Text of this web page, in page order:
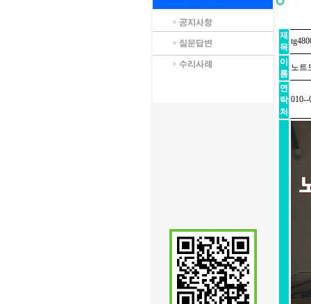
제
목
이
름
노트
연
락
처
010--